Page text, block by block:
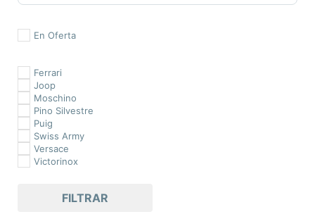
En Oferta
Ferrari
Joop
Moschino
Pino Silvestre
Puig
Swiss Army
Versace
Victorinox
FILTRAR